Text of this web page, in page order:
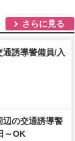
さらに見る
通誘導警備員/入
辺の交通誘導警
～OK